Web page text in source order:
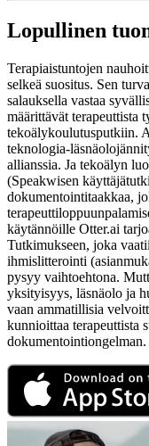
Lopullinen
Terapiaistuntojen
selkeä suositus. Sen
salauksella vastaa
määrittävät terapeuttista
tekoälykoulutusputkiin.
teknologia-
allianssia. Ja tekoälyn
(Speakwisen
dokumentointitaakkaa,
käytännöille Otter.ai
Tutkimukseen, joka
ihmislitterointi
pysyy vaihtoehtona.
yksityisyys, läsnäolo ja
vaan ammatillisia
kunnioittaa terapeuttista
dokumentointiongelman.